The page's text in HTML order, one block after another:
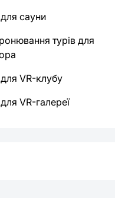
сауни
турів для
VR-клубу
VR-галереї